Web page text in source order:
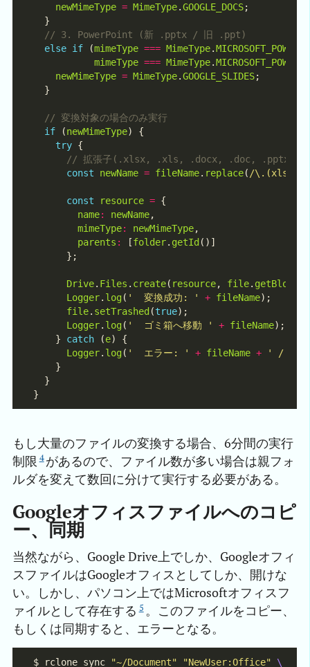
newMimeType = MimeType.GOOGLE_DOCS
else if (mimeType === MimeType.
mimeType === MimeType.
newMimeType = MimeType.GOOGLE_SLIDES
if (newMimeType
try
const newName = fileName. replace( /
const resource =
name: newName
mimeType: newMimeType
parents : [folder. getId
Drive. Files . create( resource, file. getBlob
Logger. log( '  変換成功: ' + fileName
file. setTrashed (true
Logger. log( '  ゴミ箱へ移動 ' + fileName
    }
catch (e
Logger. log( '  エラー: ' + fileName + ' / '
もし大量のファイルの変換する場合、6分間の実行
制限 4があるので、ファイル数が多い場合は親フォ
ルダを変えて数回に分けて実行する必要がある。
Googleオフィスファイルへのコピ
ー、同期
当然ながら、Google Drive上でしか、Googleオフィ
スファイルはGoogleオフィスとしてしか、開けな
い。しかし、パソコン上ではMicrosoftオフィスフ
ァイルとして存在する 5 。このファイルをコピー、
もしくは同期すると、エラーとなる。
$ rclone sync "~/Document" "NewUser:Office"